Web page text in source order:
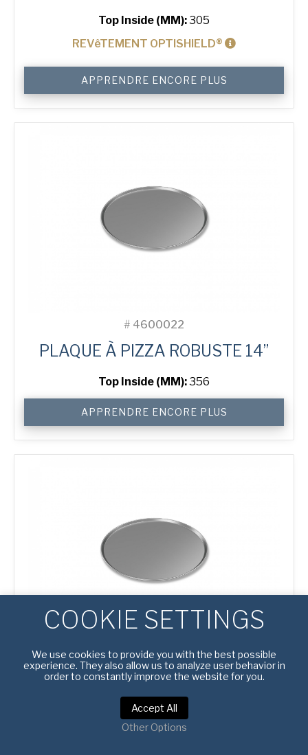
Top Inside (MM):305
REVêTEMENT OPTISHIELD®
12"
Perforated
Pizza
APPRENDRE ENCORE PLUS
# 4600022
PLAQUE À PIZZA ROBUSTE 14”
Top Inside (MM):356
14"
Solid
Pizza
APPRENDRE ENCORE PLUS
#4600023
PLAQUE À PIZZA ROBUSTE 14”
Top Inside (MM):
COOKIE SETTINGS
We use cookies to provide you with the best possible
experience. They also allow us to analyze user behavior in
order to constantly improve the website for you.
Accept All
Other Options